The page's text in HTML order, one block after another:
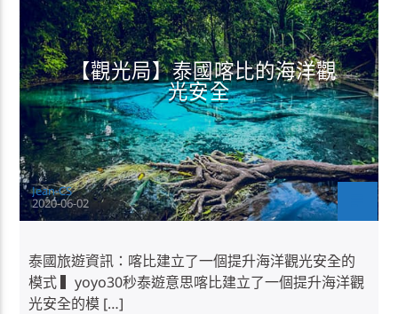
【觀光局】泰國喀比的海洋觀
光安全
Jean-CS
2020-06-02
泰國旅遊資訊：喀比建立了一個提升海洋觀光安全的
模式 ▍yoyo30秒泰遊意思喀比建立了一個提升海洋觀
光安全的模 […]